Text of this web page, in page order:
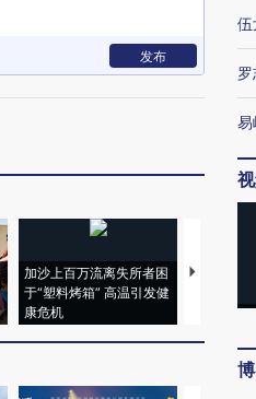
发布
加沙上百万流离失所者困
于“塑料烤箱” 高温引发健
康危机
视线｜
心“花钱
伍
易